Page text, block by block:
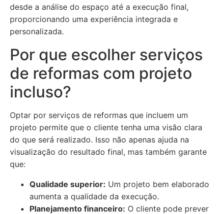
desde a análise do espaço até a execução final,
proporcionando uma experiência integrada e
personalizada.
Por que escolher serviços
de reformas com projeto
incluso?
Optar por serviços de reformas que incluem um
projeto permite que o cliente tenha uma visão clara
do que será realizado. Isso não apenas ajuda na
visualização do resultado final, mas também garante
que:
Qualidade superior: Um projeto bem elaborado
aumenta a qualidade da execução.
Planejamento financeiro: O cliente pode prever